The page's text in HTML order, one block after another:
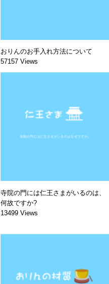
おりんのお手入れ方法について
57157 Views
寺院の門には仁王さまがいるのは、
何故ですか?
13499 Views